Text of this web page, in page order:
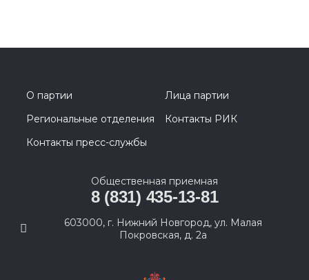
О партии
Лица партии
Региональные отделения
Контакты РИК
Контакты пресс-службы
Общественная приемная
8 (831) 435-13-81
603000, г. Нижний Новгород, ул. Малая
Покровская, д. 2а